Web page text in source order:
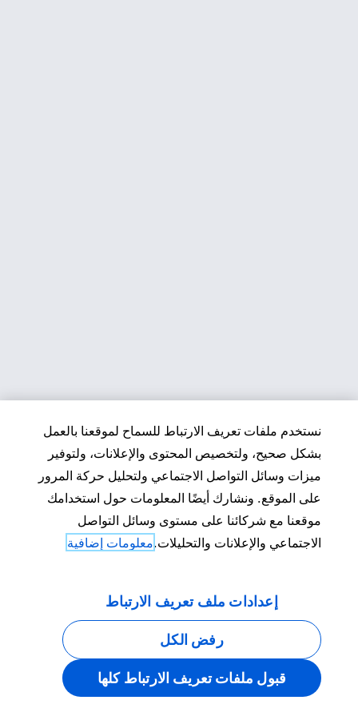
نستخدم ملفات تعريف الارتباط للسماح لموقعنا بالعمل
بشكل صحيح، ولتخصيص المحتوى والإعلانات، ولتوفير
ميزات وسائل التواصل الاجتماعي ولتحليل حركة المرور
على الموقع. ونشارك أيضًا المعلومات حول استخدامك
موقعنا مع شركائنا على مستوى وسائل التواصل
الاجتماعي والإعلانات والتحليلات.معلومات إضافية
إعدادات ملف تعريف الارتباط
رفض الكل
قبول ملفات تعريف الارتباط كلها